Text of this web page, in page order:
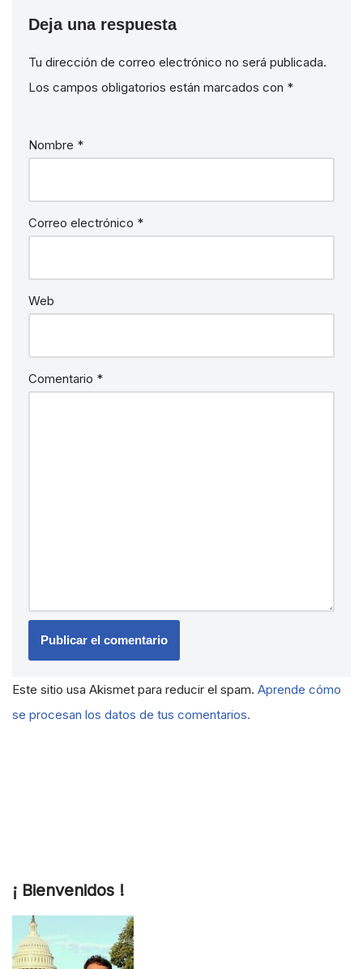
Deja una respuesta
Tu dirección de correo electrónico no será publicada.
Los campos obligatorios están marcados con *
Nombre *
Correo electrónico *
Web
Comentario *
Este sitio usa Akismet para reducir el spam. Aprende cómo
se procesan los datos de tus comentarios.
¡ Bienvenidos !